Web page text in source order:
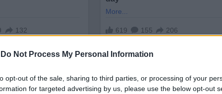
Do Not Process My Personal Information
opt-out of the sale, sharing to third parties, or processing of your
for targeted advertising by us, please use the below opt-out